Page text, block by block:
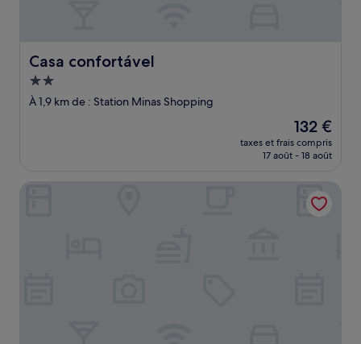
Casa confortável
Casa confortável
Hébergement
2.0 étoiles
À 1,9 km de : Station Minas Shopping
Le
nouveau
prix
de
132 €
132 €
taxes et frais compris
17 août - 18 août